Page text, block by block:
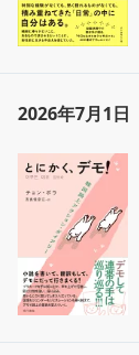
2026年7月1日